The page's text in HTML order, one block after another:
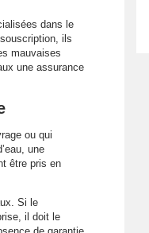
dans le
ils
mauvaises
une assurance
ou qui
une
être pris en
Si le
il doit le